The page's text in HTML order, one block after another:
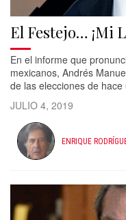
El Festejo… ¡Mi
En el informe que
mexicanos, Andrés
de las elecciones de hace
JULIO 4, 2019
ENRIQUE